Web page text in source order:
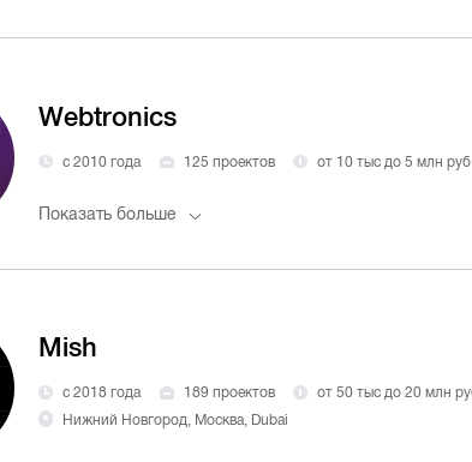
Webtronics
с 2010 года 125 проектов от 10 тыс до 5 млн руб
Показать больше
Mish
с 2018 года 189 проектов
от 50 тыс до 20 млн
Нижний Новгород, Москва, Dubai